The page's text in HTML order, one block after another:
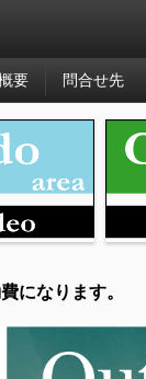
要 問合せ先
になります。